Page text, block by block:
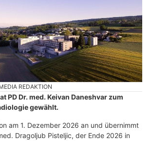
REDAKTION
PD Dr. med. Keivan Daneshvar zum
gewählt.
am 1. Dezember 2026 an und übernimmt
Dragoljub Pisteljic, der Ende 2026 in